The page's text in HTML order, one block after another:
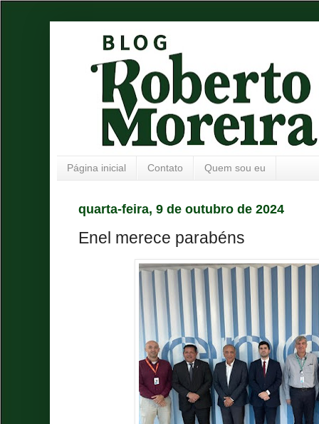
Página inicial Contato Quem sou eu
quarta-feira, 9 de outubro de 2024
Enel merece parabéns